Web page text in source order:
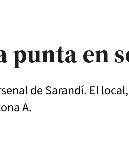
punta en
de Sarandí. El
A.